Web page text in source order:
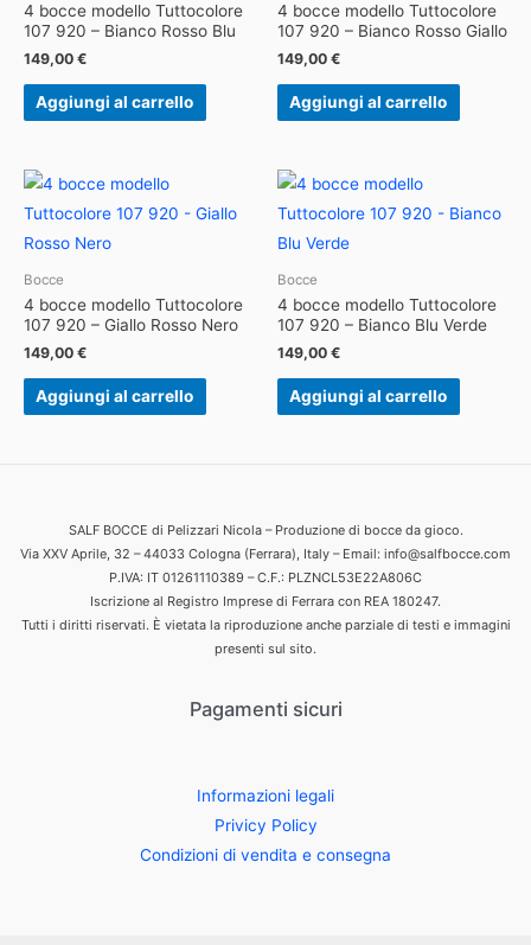
4 bocce modello Tuttocolore
107 920 – Bianco Rosso Blu
149,00 €
Aggiungi al carrello
4 bocce modello Tuttocolore
107 920 – Bianco Rosso Giallo
149,00 €
Aggiungi al carrello
Bocce
4 bocce modello Tuttocolore
107 920 – Giallo Rosso Nero
149,00 €
Aggiungi al carrello
Bocce
4 bocce modello Tuttocolore
107 920 – Bianco Blu Verde
149,00 €
Aggiungi al carrello
SALF BOCCE di Pelizzari Nicola – Produzione di bocce da gioco.
Via XXV Aprile, 32 – 44033 Cologna (Ferrara), Italy – Email: info@salfbocce.com
P.IVA: IT 01261110389 – C.F.: PLZNCL53E22A806C
Iscrizione al Registro Imprese di Ferrara con REA 180247.
Tutti i diritti riservati. È vietata la riproduzione anche parziale di testi e immagini
presenti sul sito.
Pagamenti sicuri
Informazioni legali
Privicy Policy
Condizioni di vendita e consegna